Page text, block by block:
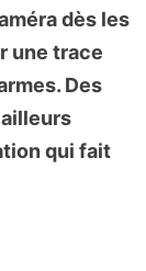
dès les
une trace
Des
qui fait